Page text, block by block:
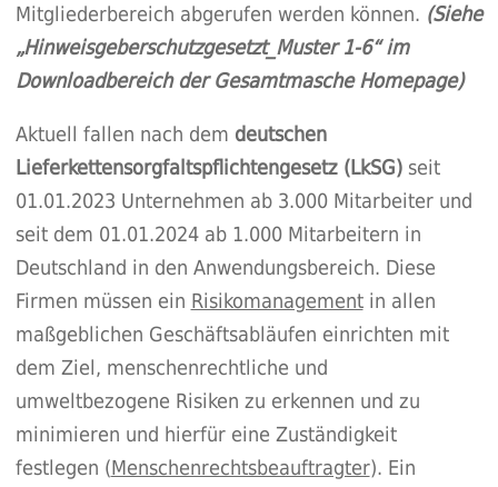
Mitgliederbereich abgerufen werden können. (Siehe
„Hinweisgeberschutzgesetzt_Muster 1-6“ im
Downloadbereich der Gesamtmasche Homepage)
Aktuell fallen nach dem deutschen
Lieferkettensorgfaltspflichtengesetz (LkSG)seit
01.01.2023 Unternehmen ab 3.000 Mitarbeiter und
seit dem 01.01.2024 ab 1.000 Mitarbeitern in
Deutschland in den Anwendungsbereich. Diese
Firmen müssen ein Risikomanagementin allen
maßgeblichen Geschäftsabläufen einrichten mit
dem Ziel, menschenrechtliche und
umweltbezogene Risiken zu erkennen und zu
minimieren und hierfür eine Zuständigkeit
festlegen (Menschenrechtsbeauftragter). Ein